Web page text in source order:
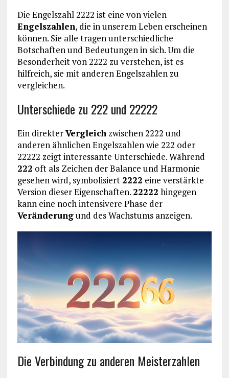
Die Engelszahl 2222 ist eine von vielen
Engelszahlen, die in unserem Leben erscheinen
können. Sie alle tragen unterschiedliche
Botschaften und Bedeutungen in sich. Um die
Besonderheit von 2222 zu verstehen, ist es
hilfreich, sie mit anderen Engelszahlen zu
vergleichen.
Unterschiede zu 222 und 22222
Ein direkterVergleichzwischen 2222 und
anderen ähnlichen Engelszahlen wie 222 oder
22222 zeigt interessante Unterschiede. Während
222 oft als Zeichen der Balance und Harmonie
gesehen wird, symbolisiert 2222 eine verstärkte
Version dieser Eigenschaften. 22222 hingegen
kann eine noch intensivere Phase der
Veränderungund des Wachstums anzeigen.
Die Verbindung zu anderen Meisterzahlen